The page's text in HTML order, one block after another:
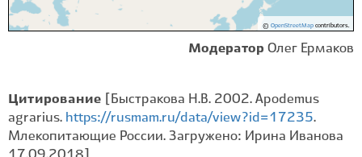
© OpenStreetMapcontributors.
Модератор Олег Ермаков
Цитирование
[Быстракова Н.В. 2002. Apodemus
agrarius. https://rusmam.ru/data/view?id=17235.
Млекопитающие России. Загружено: Ирина Иванова